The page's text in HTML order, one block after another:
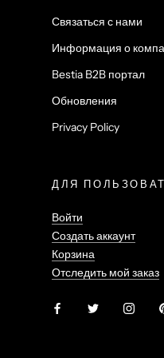
Связаться с нами
Информация о
Bestia B2B портал
Обновления
Privacy Policy
ДЛЯ
Войти
Создать аккаунт
Корзина
Отследить мой заказ